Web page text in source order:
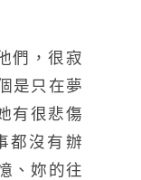
們，很寂
是只在夢
有很悲傷
都沒有辦
、妳的往